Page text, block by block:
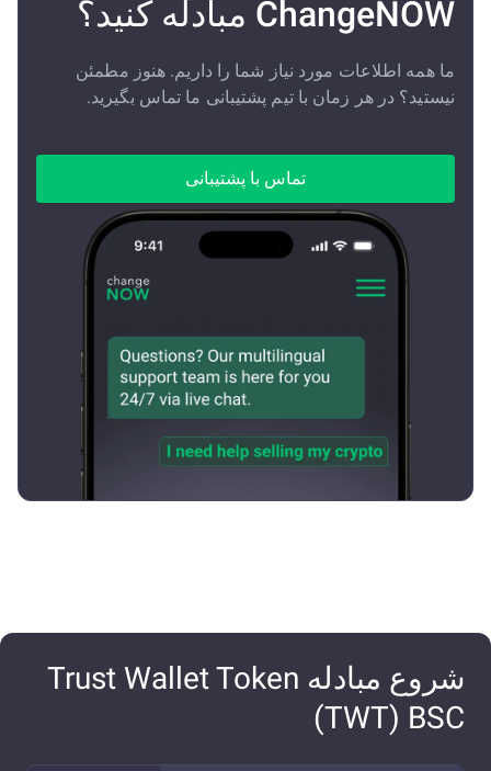
ChangeNOW مبادله کنید؟
ما همه اطلاعات مورد نیاز شما را داریم. هنوز مطمئن
نیستید؟ در هر زمان با تیم پشتیبانی ما تماس بگیرید.
تماس با پشتیبانی
شروع مبادله Trust Wallet Token
(TWT) BSC